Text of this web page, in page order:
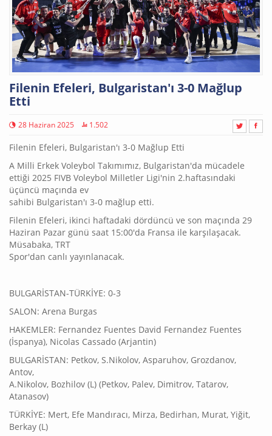
Filenin Efeleri, Bulgaristan'ı 3-0 Mağlup
Etti
28 Haziran 2025 1.502
Filenin Efeleri, Bulgaristan'ı 3-0 Mağlup Etti
A Milli Erkek Voleybol Takımımız, Bulgaristan'da mücadele
ettiği 2025 FIVB Voleybol Milletler Ligi'nin 2.haftasındaki
üçüncü maçında ev
sahibi Bulgaristan'ı 3-0 mağlup etti.
Filenin Efeleri, ikinci haftadaki dördüncü ve son maçında 29
Haziran Pazar günü saat 15:00'da Fransa ile karşılaşacak.
Müsabaka, TRT
Spor'dan canlı yayınlanacak.
BULGARİSTAN-TÜRKİYE: 0-3
SALON: Arena Burgas
HAKEMLER: Fernandez Fuentes David Fernandez Fuentes
(İspanya), Nicolas Cassado (Arjantin)
BULGARİSTAN: Petkov, S.Nikolov, Asparuhov, Grozdanov,
Antov,
A.Nikolov, Bozhilov (L) (Petkov, Palev, Dimitrov, Tatarov,
Atanasov)
TÜRKİYE: Mert, Efe Mandıracı, Mirza, Bedirhan, Murat, Yiğit,
Berkay (L)